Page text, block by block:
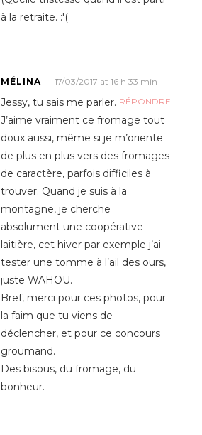
à la retraite. :'(
MÉLINA
17/03/2017 at 16 h 33 min
RÉPONDRE
Jessy, tu sais me parler.
J’aime vraiment ce fromage tout
doux aussi, même si je m’oriente
de plus en plus vers des fromages
de caractère, parfois difficiles à
trouver. Quand je suis à la
montagne, je cherche
absolument une coopérative
laitière, cet hiver par exemple j’ai
tester une tomme à l’ail des ours,
juste WAHOU.
Bref, merci pour ces photos, pour
la faim que tu viens de
déclencher, et pour ce concours
groumand.
Des bisous, du fromage, du
bonheur.